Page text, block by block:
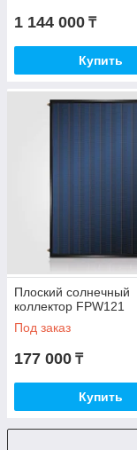
1 144 000 ₸
Купить
Плоский солнечный
коллектор FPW121
Под заказ
177 000 ₸
Купить